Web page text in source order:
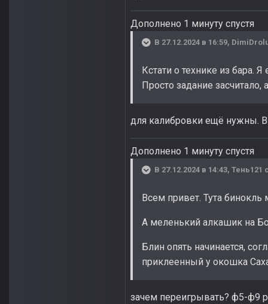
Дополнено 1 минуту спустя
В 27.12.2024 в 16:59,
Кстати о технике из бара.
Просто задание
для калибровки ещё нужны. В
Дополнено 1 минуту спустя
В 27.12.2024 в 14:43, Тень121
Всем привет. Тута
А меленький алкашик на
Блин опять начинается,
приклеенный у окошка
зачем переигрывать? ф5-ф9